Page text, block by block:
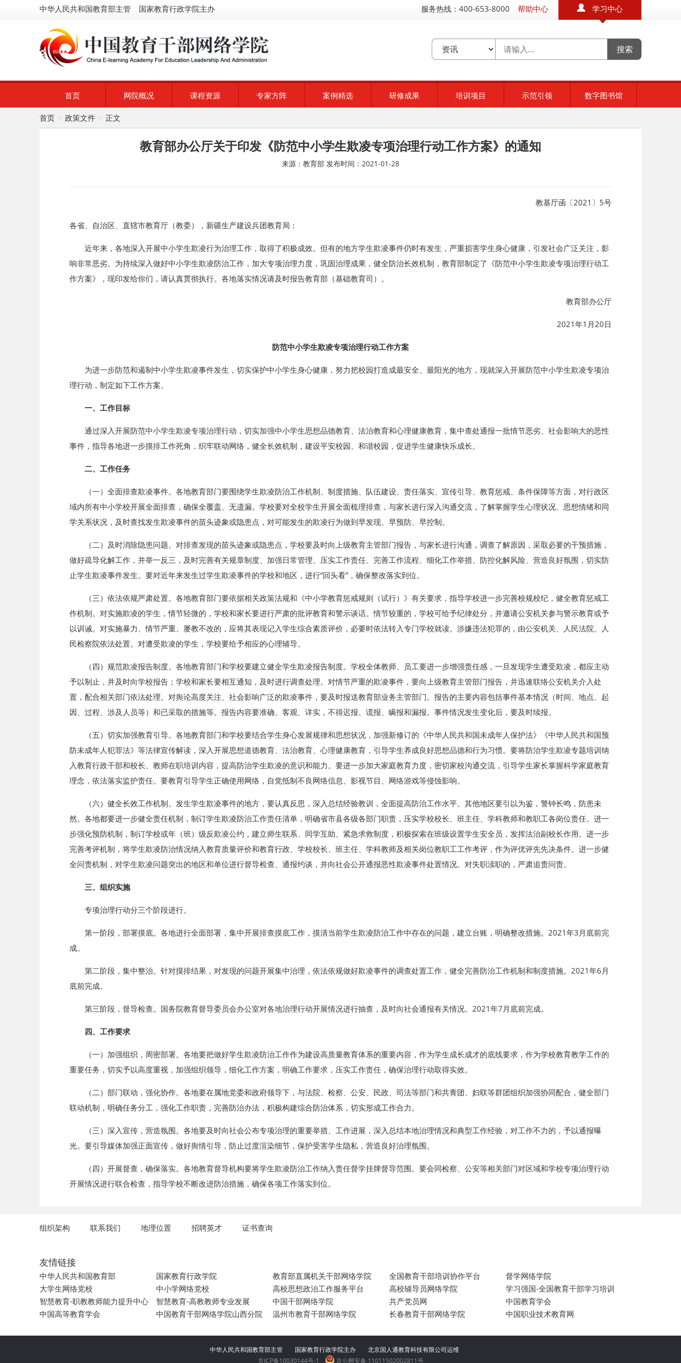
中华人民共和国教育部主管 国家教育行政学院主办 学习中心
服务热线：400-653-8000 帮助中心
首页 网院概况 课程资源 专家方阵 案例精选 研修成果 培训项目 示范引领 数字图书馆
首页 > 政策文件 > 正文
教育部办公厅关于印发《防范中小学生欺凌专项治理行动工作方案》的通知
来源：教育部 发布时间：2021-01-28
教基厅函〔2021〕5号
各省、自治区、直辖市教育厅（教委），新疆生产建设兵团教育局：
近年来，各地深入开展中小学生欺凌行为治理工作，取得了积极成效。但有的地方学生欺凌事件仍时有发生，严重损害学生身心健康，引发社会广泛关注，影
响非常恶劣。为持续深入做好中小学生欺凌防治工作，加大专项治理力度，巩固治理成果，健全防治长效机制，教育部制定了《防范中小学生欺凌专项治理行动工
作方案》，现印发给你们，请认真贯彻执行。各地落实情况请及时报告教育部（基础教育司）。
教育部办公厅
2021年1月20日
防范中小学生欺凌专项治理行动工作方案
为进一步防范和遏制中小学生欺凌事件发生，切实保护中小学生身心健康，努力把校园打造成最安全、最阳光的地方，现就深入开展防范中小学生欺凌专项治
理行动，制定如下工作方案。
一、工作目标
通过深入开展防范中小学生欺凌专项治理行动，切实加强中小学生思想品德教育、法治教育和心理健康教育，集中查处通报一批情节恶劣、社会影响大的恶性
事件，指导各地进一步摸排工作死角，织牢联动网络，健全长效机制，建设平安校园、和谐校园，促进学生健康快乐成长。
二、工作任务
（一）全面排查欺凌事件。各地教育部门要围绕学生欺凌防治工作机制、制度措施、队伍建设、责任落实、宣传引导、教育惩戒、条件保障等方面，对行政区
域内所有中小学校开展全面排查，确保全覆盖、无遗漏。学校要对全校学生开展全面梳理排查，与家长进行深入沟通交流，了解掌握学生心理状况、思想情绪和同
学关系状况，及时查找发生欺凌事件的苗头迹象或隐患点，对可能发生的欺凌行为做到早发现、早预防、早控制。
（二）及时消除隐患问题。对排查发现的苗头迹象或隐患点，学校要及时向上级教育主管部门报告，与家长进行沟通，调查了解原因，采取必要的干预措施，
做好疏导化解工作，并举一反三，及时完善有关规章制度、加强日常管理、压实工作责任、完善工作流程、细化工作举措、防控化解风险、营造良好氛围，切实防
止学生欺凌事件发生。要对近年来发生过学生欺凌事件的学校和地区，进行“回头看”，确保整改落实到位。
（三）依法依规严肃处置。各地教育部门要依据相关政策法规和《中小学教育惩戒规则（试行）》有关要求，指导学校进一步完善校规校纪，健全教育惩戒工
作机制。对实施欺凌的学生，情节轻微的，学校和家长要进行严肃的批评教育和警示谈话。情节较重的，学校可给予纪律处分，并邀请公安机关参与警示教育或予
以训诫。对实施暴力、情节严重、屡教不改的，应将其表现记入学生综合素质评价，必要时依法转入专门学校就读。涉嫌违法犯罪的，由公安机关、人民法院、人
民检察院依法处置。对遭受欺凌的学生，学校要给予相应的心理辅导。
（四）规范欺凌报告制度。各地教育部门和学校要建立健全学生欺凌报告制度。学校全体教师、员工要进一步增强责任感，一旦发现学生遭受欺凌，都应主动
予以制止，并及时向学校报告；学校和家长要相互通知，及时进行调查处理。对情节严重的欺凌事件，要向上级教育主管部门报告，并迅速联络公安机关介入处
置，配合相关部门依法处理。对舆论高度关注、社会影响广泛的欺凌事件，要及时报送教育部业务主管部门。报告的主要内容包括事件基本情况（时间、地点、起
因、过程、涉及人员等）和已采取的措施等。报告内容要准确、客观、详实，不得迟报、谎报、瞒报和漏报。事件情况发生变化后，要及时续报。
（五）切实加强教育引导。各地教育部门和学校要结合学生身心发展规律和思想状况，加强新修订的《中华人民共和国未成年人保护法》《中华人民共和国预
防未成年人犯罪法》等法律宣传解读，深入开展思想道德教育、法治教育、心理健康教育，引导学生养成良好思想品德和行为习惯。要将防治学生欺凌专题培训纳
入教育行政干部和校长、教师在职培训内容，提高防治学生欺凌的意识和能力。要进一步加大家庭教育力度，密切家校沟通交流，引导学生家长掌握科学家庭教育
理念，依法落实监护责任。要教育引导学生正确使用网络，自觉抵制不良网络信息、影视节目、网络游戏等侵蚀影响。
（六）健全长效工作机制。发生学生欺凌事件的地方，要认真反思，深入总结经验教训，全面提高防治工作水平。其他地区要引以为鉴，警钟长鸣，防患未
然。各地都要进一步健全责任机制，制订学生欺凌防治工作责任清单，明确省市县各级各部门职责，压实学校校长、班主任、学科教师和教职工各岗位责任。进一
步强化预防机制，制订学校或年（班）级反欺凌公约，建立师生联系、同学互助、紧急求救制度，积极探索在班级设置学生安全员，发挥法治副校长作用。进一步
完善考评机制，将学生欺凌防治情况纳入教育质量评价和教育行政、学校校长、班主任、学科教师及相关岗位教职工工作考评，作为评优评先先决条件。进一步健
全问责机制，对学生欺凌问题突出的地区和单位进行督导检查、通报约谈，并向社会公开通报恶性欺凌事件处置情况。对失职渎职的，严肃追责问责。
三、组织实施
专项治理行动分三个阶段进行。
第一阶段，部署摸底。各地进行全面部署，集中开展排查摸底工作，摸清当前学生欺凌防治工作中存在的问题，建立台账，明确整改措施。2021年3月底前完
成。
第二阶段，集中整治。针对摸排结果，对发现的问题开展集中治理，依法依规做好欺凌事件的调查处置工作，健全完善防治工作机制和制度措施。2021年6月
底前完成。
第三阶段，督导检查。国务院教育督导委员会办公室对各地治理行动开展情况进行抽查，及时向社会通报有关情况。2021年7月底前完成。
四、工作要求
（一）加强组织，周密部署。各地要把做好学生欺凌防治工作作为建设高质量教育体系的重要内容，作为学生成长成才的底线要求，作为学校教育教学工作的
重要任务，切实予以高度重视，加强组织领导，细化工作方案，明确工作要求，压实工作责任，确保治理行动取得实效。
（二）部门联动，强化协作。各地要在属地党委和政府领导下，与法院、检察、公安、民政、司法等部门和共青团、妇联等群团组织加强协同配合，健全部门
联动机制，明确任务分工，强化工作职责，完善防治办法，积极构建综合防治体系，切实形成工作合力。
（三）深入宣传，营造氛围。各地要及时向社会公布专项治理的重要举措、工作进展，深入总结本地治理情况和典型工作经验，对工作不力的，予以通报曝
光。要引导媒体加强正面宣传，做好舆情引导，防止过度渲染细节，保护受害学生隐私，营造良好治理氛围。
（四）开展督查，确保落实。各地教育督导机构要将学生欺凌防治工作纳入责任督学挂牌督导范围。要会同检察、公安等相关部门对区域和学校专项治理行动
开展情况进行联合检查，指导学校不断改进防治措施，确保各项工作落实到位。
组织架构 联系我们 地理位置 招聘英才 证书查询
友情链接
中华人民共和国教育部 国家教育行政学院 教育部直属机关干部网络学院 全国教育干部培训协作平台
督学网络学院
大学生网络党校
中小学网络党校 高校思想政治工作服务平台 高校辅导员网络学院
学习强国-全国教育干部学习培训
智慧教育-职教教师能力提升中心
智慧教育-高教教师专业发展 中国干部网络学院 共产党员网
中国教育学会
中国高等教育学会
中国教育干部网络学院山西分院 温州市教育干部网络学院 长春教育干部网络学院 中国职业技术教育网
中华人民共和国教育部主管 国家教育行政学院主办 北京国人通教育科技有限公司运维
京ICP备10030144号-1
京公网安备 11011502002811号